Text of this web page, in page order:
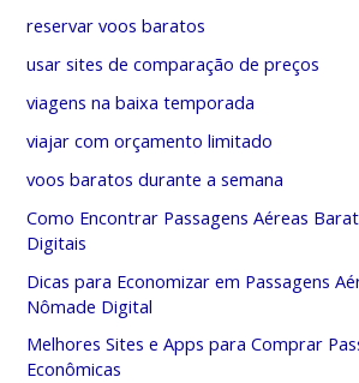
reservar voos baratos
usar sites de comparação de preços
viagens na baixa temporada
viajar com orçamento limitado
voos baratos durante a semana
Como Encontrar Passagens Aéreas
Digitais
Dicas para Economizar em Passagens
Nômade Digital
Melhores Sites e Apps para Comprar
Econômicas